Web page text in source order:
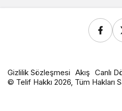
Gizlilik Sözleşmesi Akış Canlı
© Telif Hakkı 2026, Tüm Hakları